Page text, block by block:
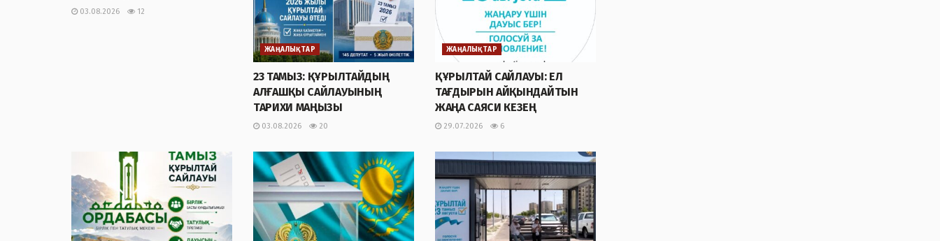
03.08.2026 12
ЖАҢАЛЫҚТАР
23 ТАМЫЗ: ҚҰРЫЛТАЙДЫҢ
АЛҒАШҚЫ САЙЛАУЫНЫҢ
ТАРИХИ МАҢЫЗЫ
03.08.2026 20
ЖАҢАЛЫҚТАР
ҚҰРЫЛТАЙ САЙЛАУЫ: ЕЛ
ТАҒДЫРЫН АЙҚЫНДАЙТЫН
ЖАҢА САЯСИ КЕЗЕҢ
29.07.2026 6